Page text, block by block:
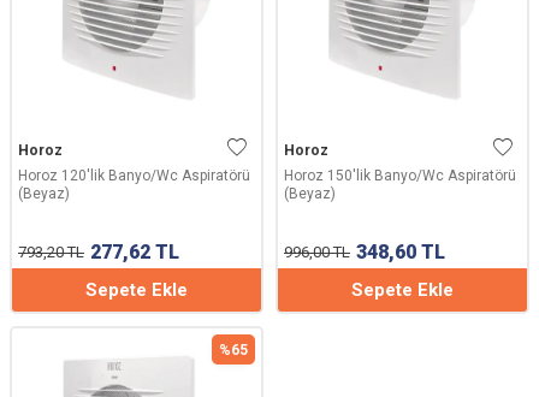
Horoz
Horoz 120'lik Banyo/Wc Aspiratörü
(Beyaz)
793,20TL 277,62 TL
Sepete Ekle
Horoz
Horoz 150'lik Banyo/Wc Aspiratörü
(Beyaz)
996,00TL 348,60 TL
Sepete Ekle
%65